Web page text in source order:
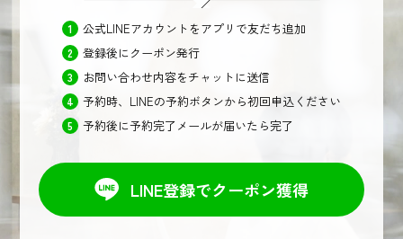
公式LINEアカウントをアプリで友だち追加
登録後にクーポン発行
お問い合わせ内容をチャットに送信
予約時、LINEの予約ボタンから初回申込ください
予約後に予約完了メールが届いたら完了
LINE登録でクーポン獲得